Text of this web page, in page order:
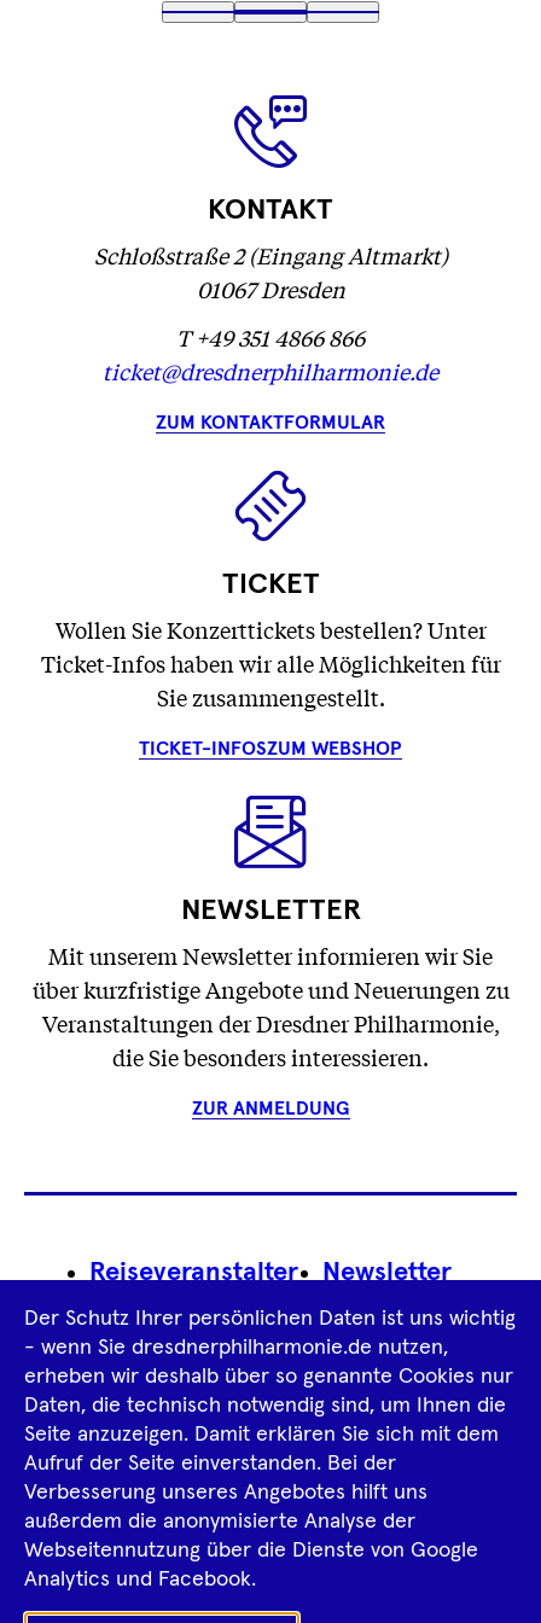
Text
1
Text
2
(
...
Text
3
KONTAKT
Schloßstraße 2 (Eingang Altmarkt)
01067 Dresden
T +49 351 4866 866
ticket@dresdnerphilharmonie.de
ZUM KONTAKTFORMULAR
TICKET
Wollen Sie Konzerttickets bestellen? Unter
Ticket-Infos haben wir alle Möglichkeiten für
Sie zusammengestellt.
TICKET-INFOSZUM WEBSHOP
NEWSLETTER
Mit unserem Newsletter informieren wir Sie
über kurzfristige Angebote und Neuerungen zu
Veranstaltungen der Dresdner Philharmonie,
die Sie besonders interessieren.
ZUR ANMELDUNG
Footer
Reiseveranstalter Newsletter
Impressum
Datenschutz­information AGB
Intern
TiktokFacebook
Instagram
SpotifyYouTube
Der Schutz Ihrer persönlichen Daten ist uns wichtig
- wenn Sie dresdnerphilharmonie.de nutzen,
erheben wir deshalb über so genannte Cookies nur
Daten, die technisch notwendig sind, um Ihnen die
Seite anzuzeigen. Damit erklären Sie sich mit dem
Aufruf der Seite einverstanden. Bei der
Verbesserung unseres Angebotes hilft uns
außerdem die anonymisierte Analyse der
Webseitennutzung über die Dienste von Google
Analytics und Facebook.